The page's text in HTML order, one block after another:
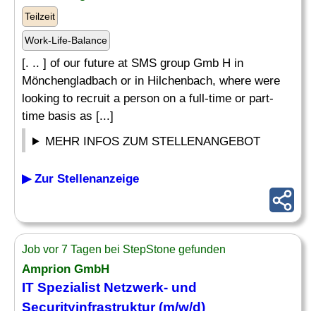
Teilzeit
Work-Life-Balance
[. .. ] of our future at SMS group Gmb H in
Mönchengladbach or in Hilchenbach, where were
looking to recruit a person on a full-time or part-
time basis as [...]
MEHR INFOS ZUM STELLENANGEBOT
▶ Zur Stellenanzeige
Job vor 7 Tagen bei StepStone gefunden
Amprion GmbH
IT Spezialist Netzwerk- und
Securityinfrastruktur (m/w/d)